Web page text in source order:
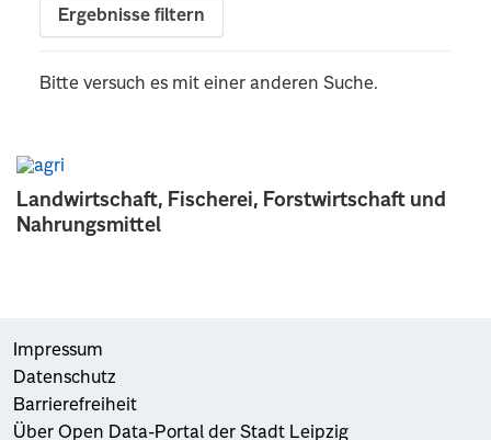
Landwirtschaft, Fischerei, Forstwirtschaft und
Nahrungsmittel
Ergebnisse filtern
Bitte versuch es mit einer anderen Suche.
Impressum
Datenschutz
Barrierefreiheit
Über Open Data-Portal der Stadt Leipzig